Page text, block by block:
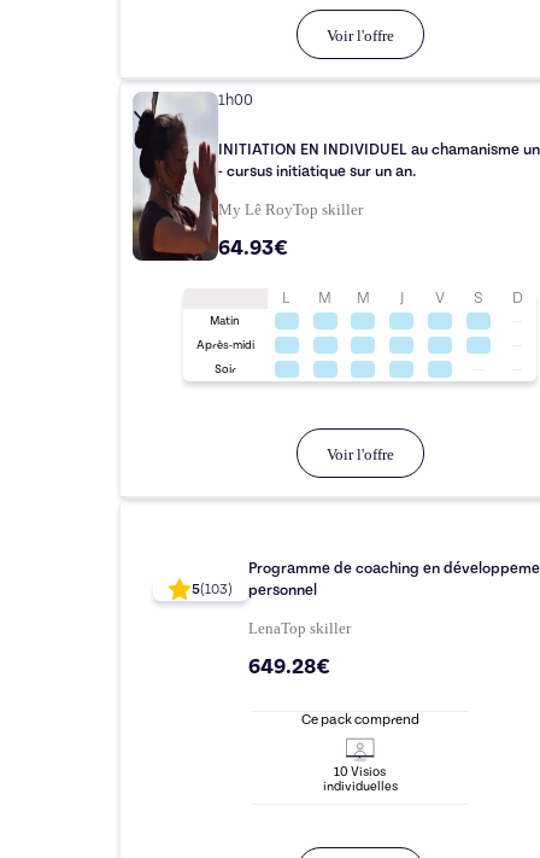
Voir l'offre
1h00
INITIATION EN INDIVIDUEL au chamanisme
- cursus initiatique sur un an.
My Lê RoyTopskiller
64.93€
L M M J V S D
Matin
Après-midi
Soir
Voir l'offre
5(103)
Programme de coaching en
personnel
LenaTop skiller
649.28€
Ce pack comprend
10 Visios
individuelles